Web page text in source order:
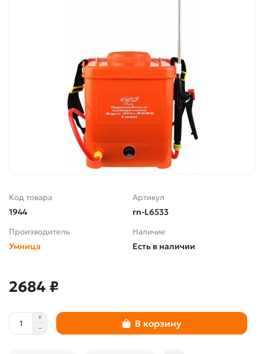
Код товара
1944
Артикул
rn-L6533
Производитель
Умница
Наличие
Есть в наличии
2684 ₽
В корзину